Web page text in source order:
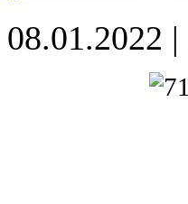
08.01.2022 |